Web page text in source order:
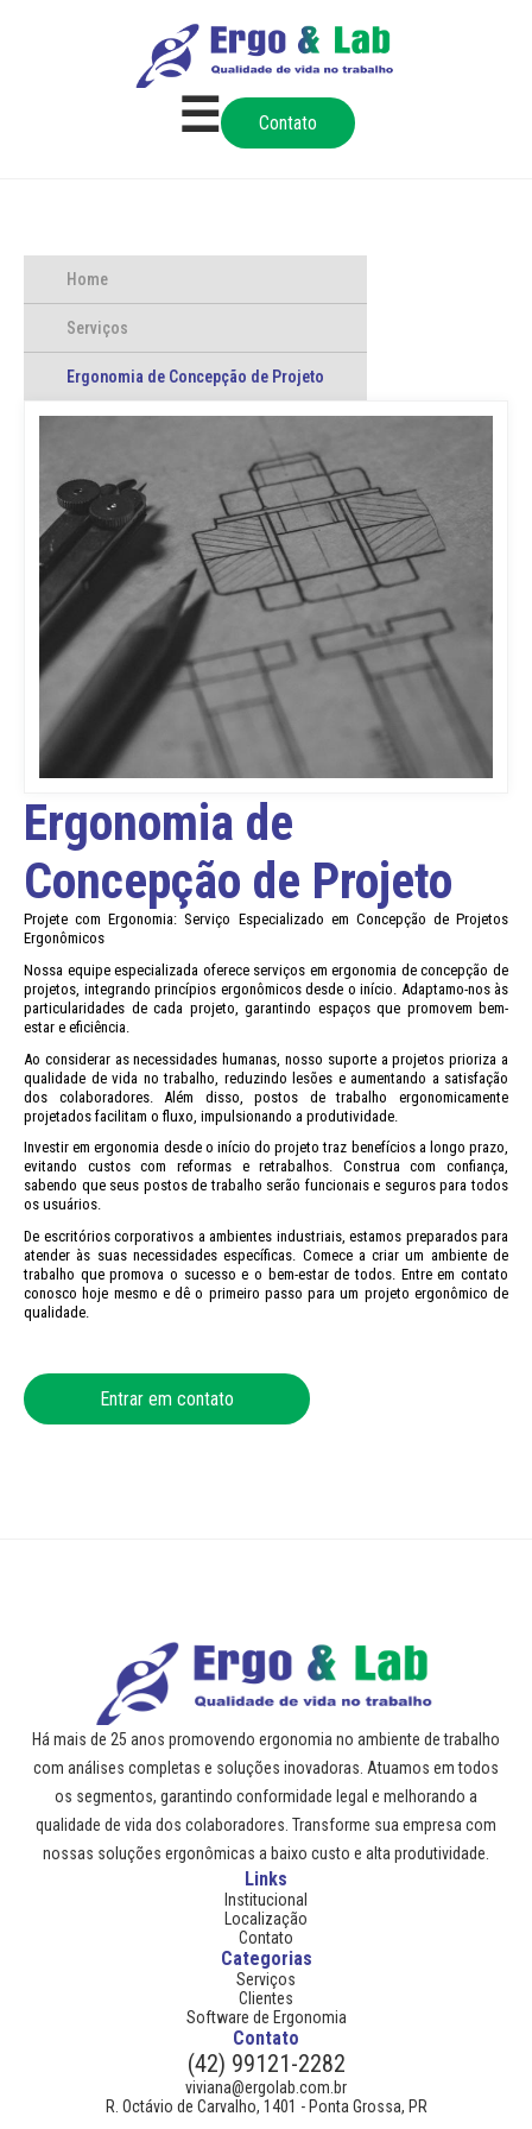
☰ Contato
Home
Serviços
Ergonomia de Concepção de Projeto
Ergonomia de
Concepção de Projeto
Projete com Ergonomia: Serviço Especializado em Concepção de Projetos
Ergonômicos
Nossa equipe especializada oferece serviços em ergonomia de concepção de
projetos, integrando princípios ergonômicos desde o início. Adaptamo-nos às
particularidades de cada projeto, garantindo espaços que promovem bem-
estar e eficiência.
Ao considerar as necessidades humanas, nosso suporte a projetos prioriza a
qualidade de vida no trabalho, reduzindo lesões e aumentando a satisfação
dos colaboradores. Além disso, postos de trabalho ergonomicamente
projetados facilitam o fluxo, impulsionando a produtividade.
Investir em ergonomia desde o início do projeto traz benefícios a longo prazo,
evitando custos com reformas e retrabalhos. Construa com confiança,
sabendo que seus postos de trabalho serão funcionais e seguros para todos
os usuários.
De escritórios corporativos a ambientes industriais, estamos preparados para
atender às suas necessidades específicas. Comece a criar um ambiente de
trabalho que promova o sucesso e o bem-estar de todos. Entre em contato
conosco hoje mesmo e dê o primeiro passo para um projeto ergonômico de
qualidade.
Entrar em contato
Há mais de 25 anos promovendo ergonomia no ambiente de trabalho
com análises completas e soluções inovadoras. Atuamos em todos
os segmentos, garantindo conformidade legal e melhorando a
qualidade de vida dos colaboradores. Transforme sua empresa com
nossas soluções ergonômicas a baixo custo e alta produtividade.
Links
Institucional
Localização
Contato
Categorias
Serviços
Clientes
Software de Ergonomia
Contato
(42) 99121-2282
viviana@ergolab.com.br
R. Octávio de Carvalho, 1401 - Ponta Grossa, PR